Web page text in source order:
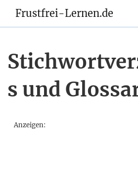
Frustfrei-Lernen.de
s und
Anzeigen: